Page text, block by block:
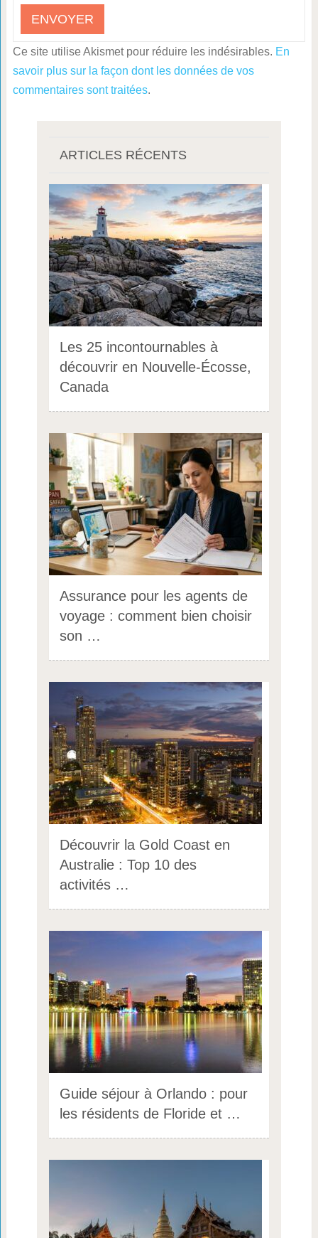
Ce site utilise Akismet pour réduire les indésirables. En
savoir plus sur la façon dont les données de vos
commentaires sont traitées.
ARTICLES RÉCENTS
Les 25 incontournables à
découvrir en Nouvelle-Écosse,
Canada
Assurance pour les agents de
voyage : comment bien choisir
son …
Découvrir la Gold Coast en
Australie : Top 10 des
activités …
Guide séjour à Orlando : pour
les résidents de Floride et …